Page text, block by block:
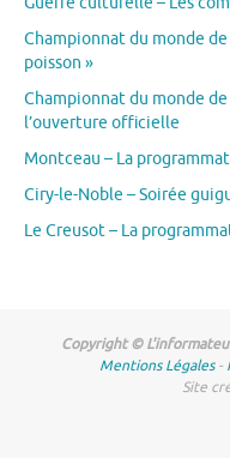
Championnat du monde
poisson »
Championnat du monde
l’ouverture officielle
Montceau – La
Ciry-le-Noble – Soirée
Le Creusot – La
Copyright ©
Mentions Légales-
Site